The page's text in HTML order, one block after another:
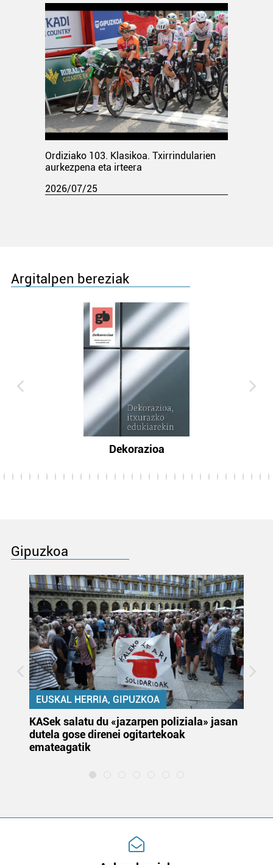
Ordiziako 103. Klasikoa. Txirrindularien
aurkezpena eta irteera
2026/07/25
Argitalpen bereziak
Dekorazioa
Gipuzkoa
EUSKAL HERRIA, GIPUZKOA
KASek salatu du «jazarpen poliziala» jasan
dutela gose direnei ogitartekoak
emateagatik